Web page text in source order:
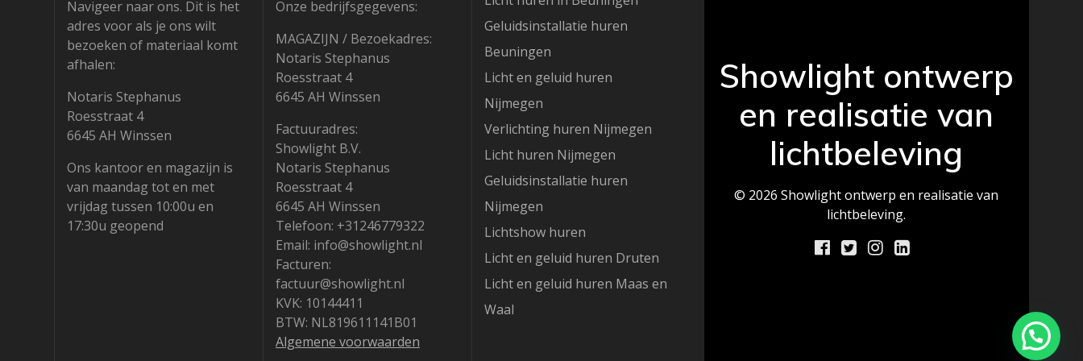
Navigeer naar ons. Dit is het
adres voor als je ons wilt
bezoeken of materiaal komt
afhalen:
Notaris Stephanus
Roesstraat 4
6645 AH Winssen
Ons kantoor en magazijn is
van maandag tot en met
vrijdag tussen 10:00u en
17:30u geopend
Onze bedrijfsgegevens:
MAGAZIJN / Bezoekadres:
Notaris Stephanus
Roesstraat 4
6645 AH Winssen
Factuuradres:
Showlight B.V.
Notaris Stephanus
Roesstraat 4
6645 AH Winssen
Telefoon: +31246779322
Email: info@showlight.nl
Facturen:
factuur@showlight.nl
KVK: 10144411
BTW: NL819611141B01
Algemene voorwaarden
Geluidsinstallatie huren
Beuningen
Licht en geluid huren
Nijmegen
Verlichting huren Nijmegen
Licht huren Nijmegen
Geluidsinstallatie huren
Nijmegen
Lichtshow huren
Licht en geluid huren Druten
Licht en geluid huren Maas en
Waal
Showlight ontwerp
en realisatie van
lichtbeleving
© 2026 Showlight ontwerp en realisatie van
lichtbeleving.